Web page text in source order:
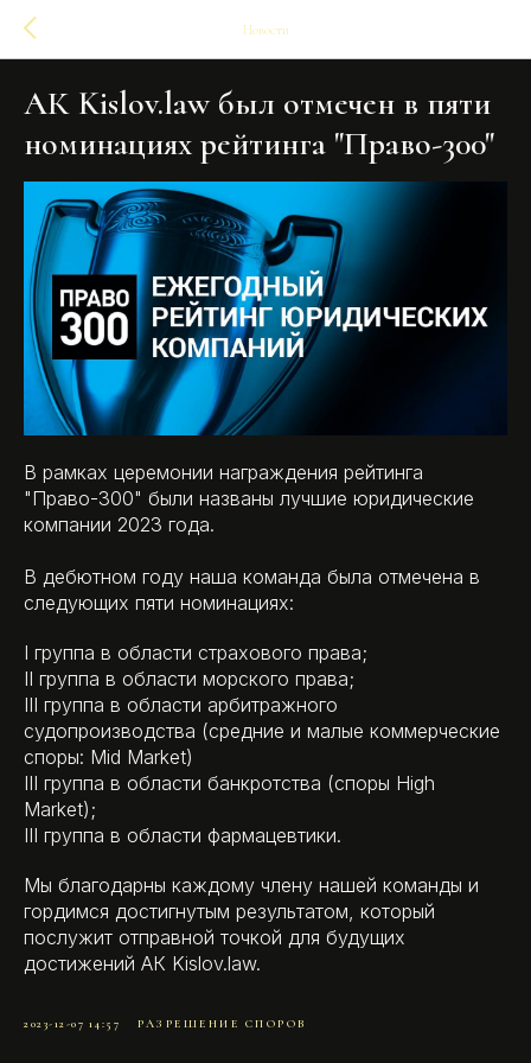
Новости
АК Kislov.law был отмечен в пяти
номинациях рейтинга "Право-300"
В рамках церемонии награждения рейтинга
"Право-300" были названы лучшие юридические
компании 2023 года.
В дебютном году наша команда была отмечена в
следующих пяти номинациях:
I группа в области страхового права;
II группа в области морского права;
III группа в области арбитражного
судопроизводства (средние и малые коммерческие
споры: Mid Market)
III группа в области банкротства (споры High
Market);
III группа в области фармацевтики.
Мы благодарны каждому члену нашей команды и
гордимся достигнутым результатом, который
послужит отправной точкой для будущих
достижений АК Kislov.law.
2023-12-07 14:57 РАЗРЕШЕНИЕ СПОРОВ